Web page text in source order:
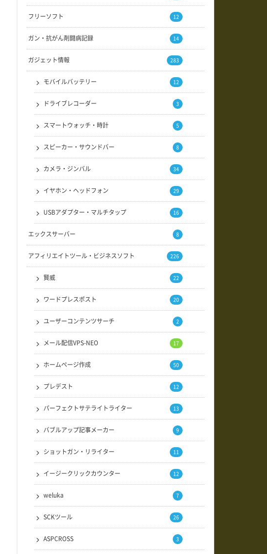
フリーソフト 12
ガン・抗がん剤闘病記録 14
ガジェット情報 283
モバイルバッテリー 12
ドライブレコーダー 3
スマートウォッチ・時計 5
スピーカー・サウンドバー 8
カメラ・ジンバル 34
イヤホン・ヘッドフォン 29
USBアダプター・マルチタップ 16
エックスサーバー 8
アフィリエイトツール・ビジネスソフト 226
賢威 22
ワードプレスポスト 20
ユーザーコンテンツサーチ 2
メール配信VPS-NEO 17
ホームページ作成 50
プレデスト 12
パーフェクトサテライトライター 13
バブルアップ記事メーカー 9
ショットガン・リライター 11
イージークリックカウンター 12
weluka 7
SCKツール 26
ASPCROSS 3